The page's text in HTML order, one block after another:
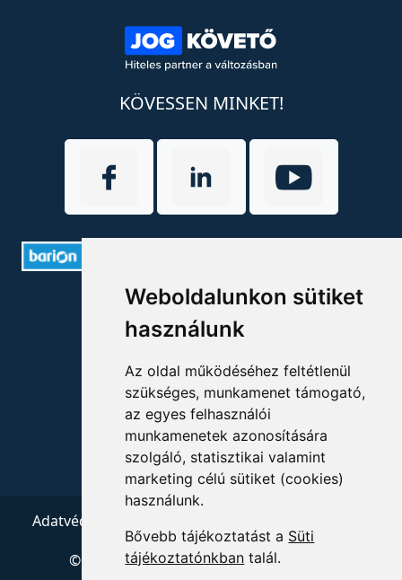
Weboldalunkon sütiket
használunk
Az oldal működéséhez feltétlenül
szükséges, munkamenet támogató,
az egyes felhasználói
munkamenetek azonosítására
szolgáló, statisztikai valamint
marketing célú sütiket (cookies)
használunk.
Bővebb tájékoztatást a Süti
tájékoztatónkban talál.
KÖVESSEN MINKET!
ELÉRHETŐSÉGEK
info@mprx.hu
Adatvédelem
© 2026 Copyright:Menedzserpraxis.hu